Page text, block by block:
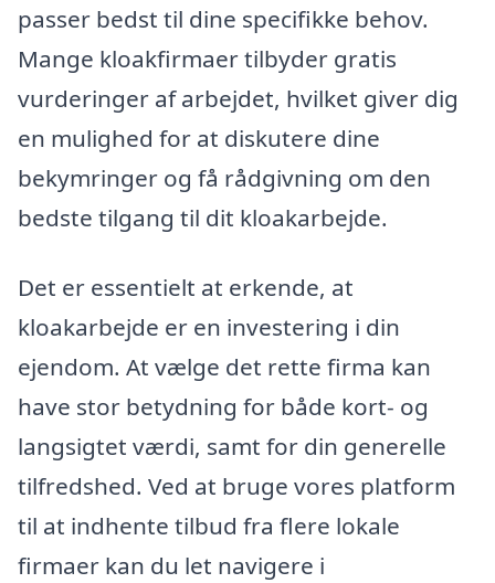
passer bedst til dine specifikke behov.
Mange kloakfirmaer tilbyder gratis
vurderinger af arbejdet, hvilket giver dig
en mulighed for at diskutere dine
bekymringer og få rådgivning om den
bedste tilgang til dit kloakarbejde.
Det er essentielt at erkende, at
kloakarbejde er en investering i din
ejendom. At vælge det rette firma kan
have stor betydning for både kort- og
langsigtet værdi, samt for din generelle
tilfredshed. Ved at bruge vores platform
til at indhente tilbud fra flere lokale
firmaer kan du let navigere i